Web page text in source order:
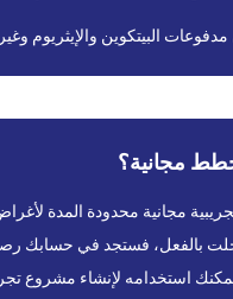
مدفوعات البيتكوين والإيثريوم
مجانية؟
مجانية محدودة المدة
بالفعل، فستجد في حسابك
يمكنك استخدامه لإنشاء مشروع